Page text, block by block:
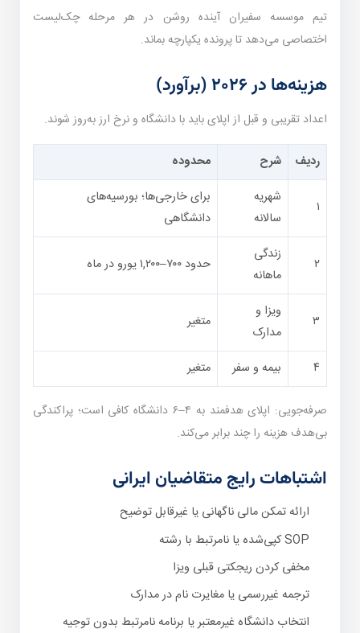
تیم موسسه سفیران آینده روشن در هر مرحله چک‌لیست
اختصاصی می‌دهد تا پرونده یکپارچه بماند.
هزینه‌ها در ۲۰۲۶ (برآورد)
اعداد تقریبی و قبل از اپلای باید با دانشگاه و نرخ ارز به‌روز شوند.
ردیف شرح محدوده
۱
شهریه
سالانه
برای خارجی‌ها؛ بورسیه‌های
دانشگاهی
۲
زندگی
ماهانه
حدود ۷۰۰–۱,۲۰۰ یورو در ماه
۳
ویزا و
مدارک
متغیر
۴ بیمه و سفر متغیر
صرفه‌جویی: اپلای هدفمند به ۴–۶ دانشگاه کافی است؛ پراکندگی
بی‌هدف هزینه را چند برابر می‌کند.
اشتباهات رایج متقاضیان ایرانی
ارائه تمکن مالی ناگهانی یا غیرقابل توضیح
SOP کپی‌شده یا نامرتبط با رشته
مخفی کردن ریجکتی قبلی ویزا
ترجمه غیررسمی یا مغایرت نام در مدارک
انتخاب دانشگاه غیرمعتبر یا برنامه نامرتبط بدون توجیه